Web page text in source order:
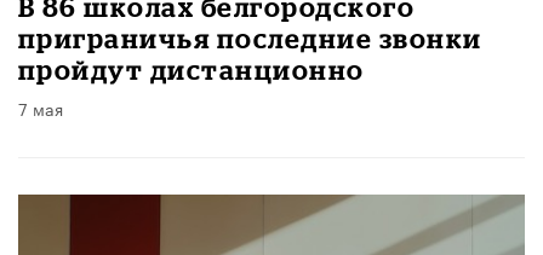
В 86 школах белгородского
приграничья последние звонки
пройдут дистанционно
7 мая